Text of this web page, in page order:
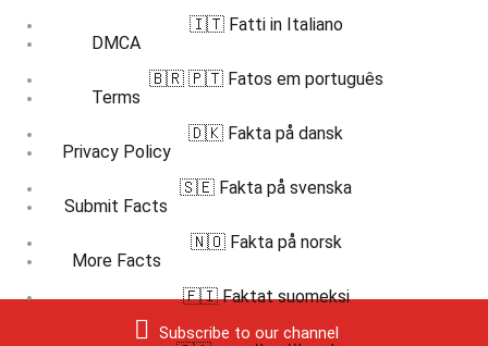
DMCA
Terms
Privacy Policy
Submit Facts
More Facts
Subscribe to our channel
🇮🇹 Fatti in Italiano
🇧🇷 🇵🇹 Fatos em português
🇩🇰 Fakta på dansk
🇸🇪 Fakta på svenska
🇳🇴 Fakta på norsk
🇫🇮 Faktat suomeksi